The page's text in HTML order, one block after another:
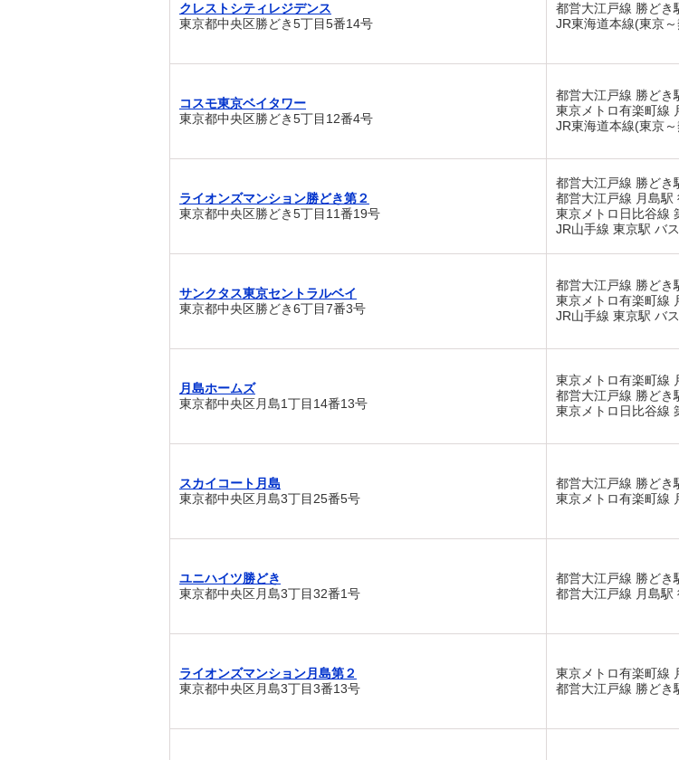
クレストシティレジデンス
東京都中央区勝どき5丁目5番14号
都営大江戸線 勝どき
JR東海道本線(東京
コスモ東京ベイタワー
東京都中央区勝どき5丁目12番4号
都営大江戸線 勝どき
東京メトロ有楽町線
JR東海道本線(東京
ライオンズマンション勝どき第２
東京都中央区勝どき5丁目11番19号
都営大江戸線 勝どき
都営大江戸線 月島駅
東京メトロ日比谷線
JR山手線 東京駅 バ
サンクタス東京セントラルベイ
東京都中央区勝どき6丁目7番3号
都営大江戸線 勝どき
東京メトロ有楽町線
JR山手線 東京駅 バ
月島ホームズ
東京都中央区月島1丁目14番13号
東京メトロ有楽町線
都営大江戸線 勝どき
東京メトロ日比谷線
スカイコート月島
東京都中央区月島3丁目25番5号
都営大江戸線 勝どき
東京メトロ有楽町線
ユニハイツ勝どき
東京都中央区月島3丁目32番1号
都営大江戸線 勝どき
都営大江戸線 月島駅
ライオンズマンション月島第２
東京都中央区月島3丁目3番13号
東京メトロ有楽町線
都営大江戸線 勝どき